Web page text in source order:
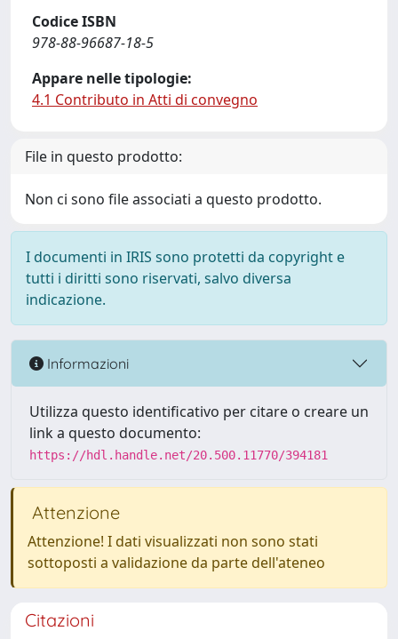
Codice ISBN
978-88-96687-18-5
Appare nelle tipologie:
4.1 Contributo in Atti di convegno
File in questo prodotto:
Non ci sono file associati a questo prodotto.
I documenti in IRIS sono protetti da copyright e
tutti i diritti sono riservati, salvo diversa
indicazione.
Informazioni
Utilizza questo identificativo per citare o creare un
link a questo documento:
https://hdl.handle.net/20.500.11770/394181
Attenzione
Attenzione! I dati visualizzati non sono stati
sottoposti a validazione da parte dell'ateneo
Citazioni